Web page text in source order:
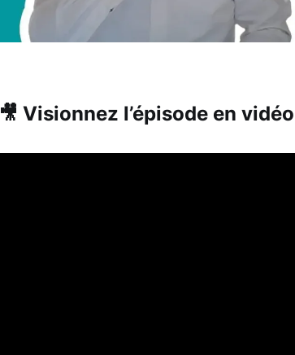
🎥 Visionnez l’épisode en